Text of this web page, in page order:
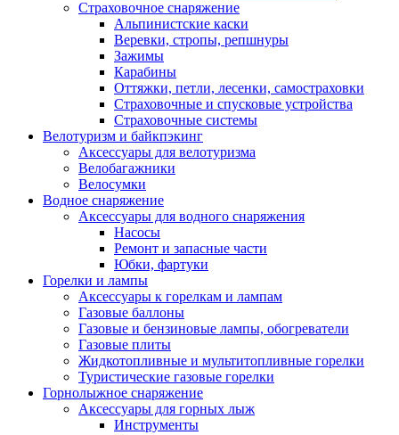
Страховочное снаряжение
Альпинистские каски
Веревки, стропы, репшнуры
Зажимы
Карабины
Оттяжки, петли, лесенки, самостраховки
Страховочные и спусковые устройства
Страховочные системы
Велотуризм и байкпэкинг
Аксессуары для велотуризма
Велобагажники
Велосумки
Водное снаряжение
Аксессуары для водного снаряжения
Насосы
Ремонт и запасные части
Юбки, фартуки
Горелки и лампы
Аксессуары к горелкам и лампам
Газовые баллоны
Газовые и бензиновые лампы, обогреватели
Газовые плиты
Жидкотопливные и мультитопливные горелки
Туристические газовые горелки
Горнолыжное снаряжение
Аксессуары для горных лыж
Инструменты